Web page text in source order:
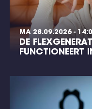
MA 28.09.2026 -
DE
FUNCTIONEERT